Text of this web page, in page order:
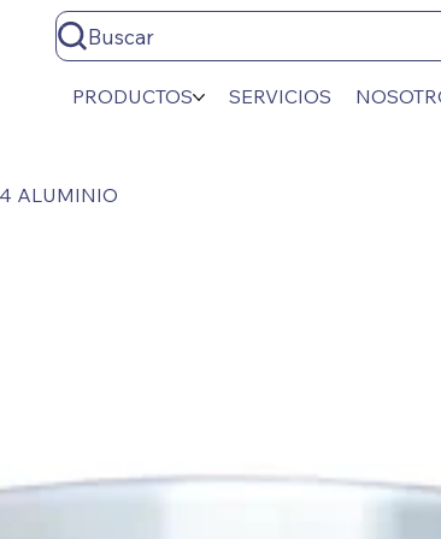
Buscar
PRODUCTOS SERVICIOS
ALUMINIO